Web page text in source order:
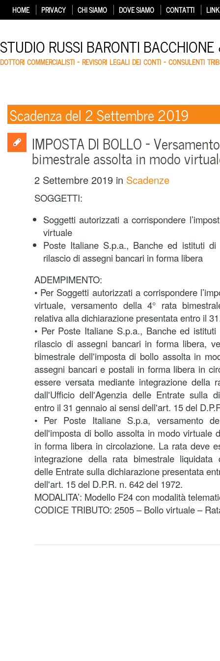
HOME PRIVACY CHI SIAMO DOVE SIAMO CONTATTI LINK
STUDIO RUSSI BARONTI
DOTTORI COMMERCIALISTI – REVISORI LEGALI DEI CONTI – CONSULENTI
Scadenza del 2 Settembre 2019
IMPOSTA DI BOLLO –
bimestrale assolta in modo
2 Settembre 2019 in Scadenze
SOGGETTI:
Soggetti autorizzati a corrispondere
virtuale
Poste Italiane S.p.a., Banche ed istituti
rilascio di assegni bancari in forma libera
ADEMPIMENTO:
• Per Soggetti autorizzati a corrispondere
virtuale, versamento della 4° rata
relativa alla dichiarazione presentata entro il
• Per Poste Italiane S.p.a., Banche ed
rilascio di assegni bancari in forma libera,
bimestrale dell'imposta di bollo assolta in
assegni bancari e postali in forma libera in
essere versata mediante integrazione della
dall'Ufficio dell'Agenzia delle Entrate sulla
entro il 31 gennaio ai sensi dell'art. 15 del
• Per Poste Italiane S.p.a, versamento
dell'imposta di bollo assolta in modo virtuale
in forma libera in circolazione. La rata deve
integrazione della rata bimestrale liquidata
delle Entrate sulla dichiarazione presentata
dell'art. 15 del D.P.R. n. 642 del 1972.
MODALITA’: Modello F24 con modalità
CODICE TRIBUTO: 2505 – Bollo virtuale –